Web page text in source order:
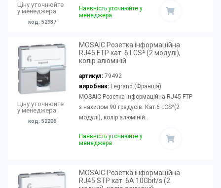
Ціну уточнюйте
у менеджера
код: 52937
Наявність уточнюйте у
менеджера
Ціну уточнюйте
у менеджера
код: 52206
MOSAIC Розетка інформаційна
RJ45 FTP кат. 6 LCS² (2 модулі),
колір алюміній
артикул: 79492
виробник:Legrand (Франція)
MOSAIC Розетка інформаційна RJ45 FTP
з нахилом 90 градусів. Кат.6 LCS²(2
модулі), колір алюміній..
Наявність уточнюйте у
менеджера
MOSAIC Розетка інформаційна
RJ45 STP кат. 6А 10Gbit/s (2